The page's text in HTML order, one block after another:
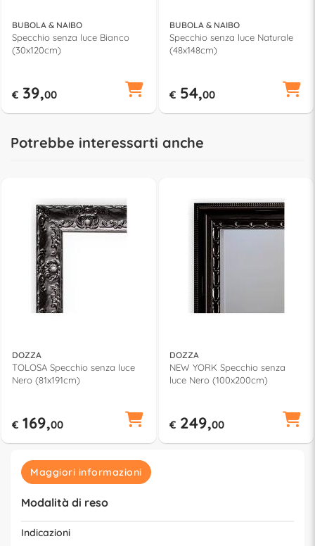
BUBOLA & NAIBO
Specchio senza luce Bianco
(30x120cm)
€ 39,00
BUBOLA & NAIBO
Specchio senza luce Naturale
(48x148cm)
€ 54,00
Potrebbe interessarti anche
DOZZA
TOLOSA Specchio senza luce
Nero (81x191cm)
€ 169,00
DOZZA
NEW YORK Specchio senza
luce Nero (100x200cm)
€ 249,00
Maggiori informazioni
Modalità di reso
Indicazioni